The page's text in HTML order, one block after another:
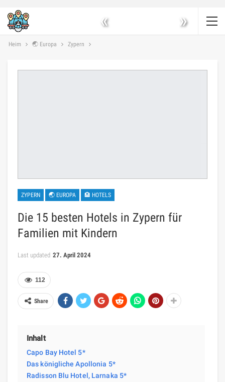
« »
Heim 🌏 Europa Zypern
ZYPERN 🌏 EUROPA 🏨 HOTELS
Die 15 besten Hotels in Zypern für
Familien mit Kindern
Last updated 27. April 2024
112
Share
Inhalt
Capo Bay Hotel 5*
Das königliche Apollonia 5*
Radisson Blu Hotel, Larnaka 5*